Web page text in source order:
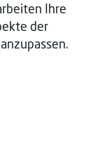
Ihre
der